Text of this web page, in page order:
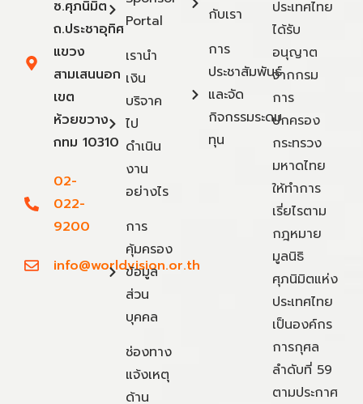
ซ.ศุภนิมิต
ถ.ประชาอุทิศ
แขวง
สามเสนนอก
เขต
ห้วยขวาง
กทม 10310
02-
022-
9200
info@worldvision.or.th
Portal
เรานำ
เงิน
บริจาค
ไป
ดำเนิน
งาน
อย่างไร
การ
คุ้มครอง
ข้อมูล
ส่วน
บุคคล
ช่องทาง
แจ้งเหตุ
ด้าน
กับเรา
การ
ประชาสัมพันธ์
และจัด
กิจกรรมระดม
ทุน
ประเทศไทย
ได้รับ
อนุญาต
จากกรม
การ
ปกครอง
กระทรวง
มหาดไทย
ให้ทำการ
เรี่ยไรตาม
กฎหมาย
มูลนิธิ
ศุภนิมิตแห่ง
ประเทศไทย
เป็นองค์กร
การกุศล
ลำดับที่ 59
ตามประกาศ